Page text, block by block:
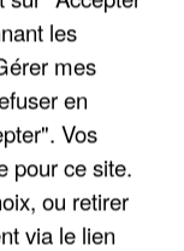
DE LA DZ
les
mes
en
Vos
pour ce site.
ou retirer
via le lien